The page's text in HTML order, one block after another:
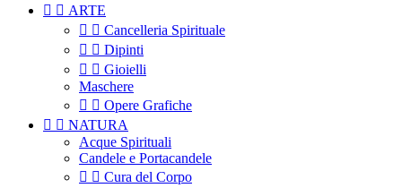
  ARTE
  Cancelleria Spirituale
  Dipinti
  Gioielli
Maschere
  Opere Grafiche
  NATURA
Acque Spirituali
Candele e Portacandele
  Cura del Corpo